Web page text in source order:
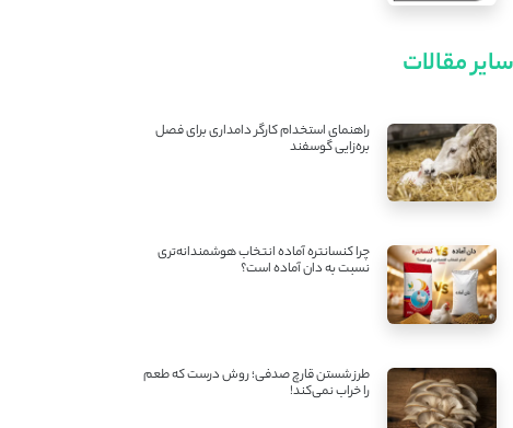
سایر مقالات
راهنمای استخدام کارگر دامداری برای فصل
بره‌زایی گوسفند
چرا کنسانتره آماده انتخاب هوشمندانه‌تری
نسبت به دان آماده است؟
طرز شستن قارچ صدفی؛ روش درست که طعم
را خراب نمی‌کند!